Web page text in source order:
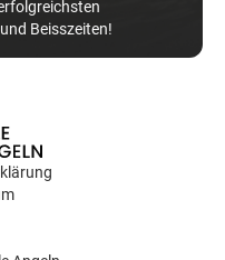
Beisszeiten!